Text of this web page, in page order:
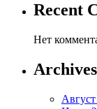
Recent
Нет
Archives